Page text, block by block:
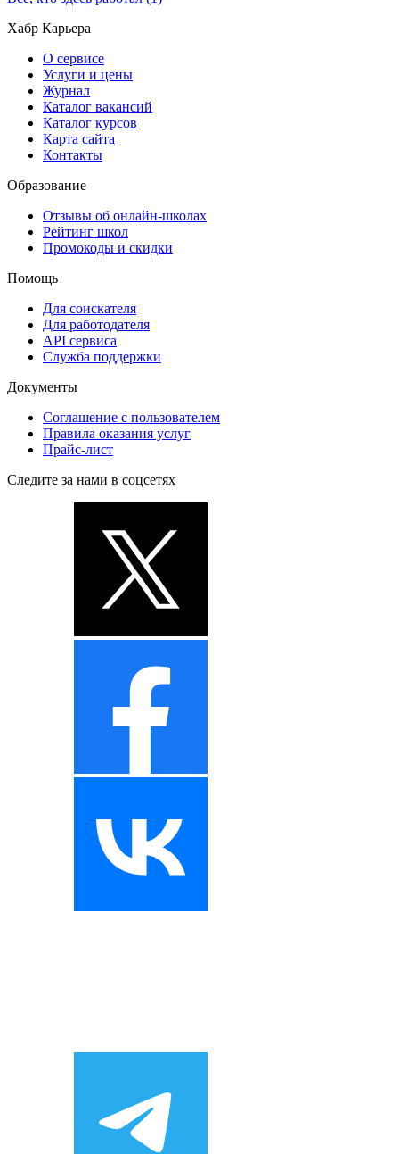
Хабр Карьера
О сервисе
Услуги и цены
Журнал
Каталог вакансий
Каталог курсов
Карта сайта
Контакты
Образование
Отзывы об онлайн-школах
Рейтинг школ
Промокоды и скидки
Помощь
Для соискателя
Для работодателя
API сервиса
Служба поддержки
Документы
Соглашение с пользователем
Правила оказания услуг
Прайс-лист
Следите за нами в соцсетях